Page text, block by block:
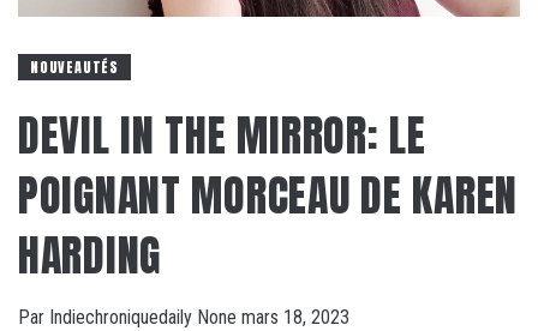
NOUVEAUTÉS
DEVIL IN THE MIRROR: LE
POIGNANT MORCEAU DE KAREN
HARDING
Par Indiechroniquedaily None mars 18, 2023